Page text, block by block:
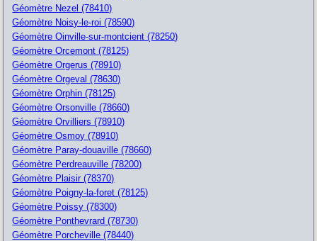
Géomètre Nezel (78410)
Géomètre Noisy-le-roi (78590)
Géomètre Oinville-sur-montcient (78250)
Géomètre Orcemont (78125)
Géomètre Orgerus (78910)
Géomètre Orgeval (78630)
Géomètre Orphin (78125)
Géomètre Orsonville (78660)
Géomètre Orvilliers (78910)
Géomètre Osmoy (78910)
Géomètre Paray-douaville (78660)
Géomètre Perdreauville (78200)
Géomètre Plaisir (78370)
Géomètre Poigny-la-foret (78125)
Géomètre Poissy (78300)
Géomètre Ponthevrard (78730)
Géomètre Porcheville (78440)